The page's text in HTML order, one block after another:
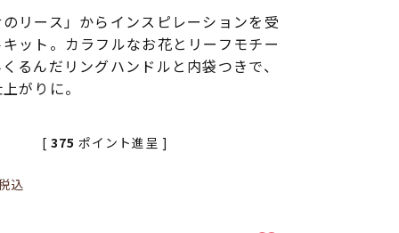
リース」からインスピレーションを受
ット。カラフルなお花とリーフモチー
るんだリングハンドルと内袋つきで、
がりに。
込
[ 375 ポイント進呈 ]